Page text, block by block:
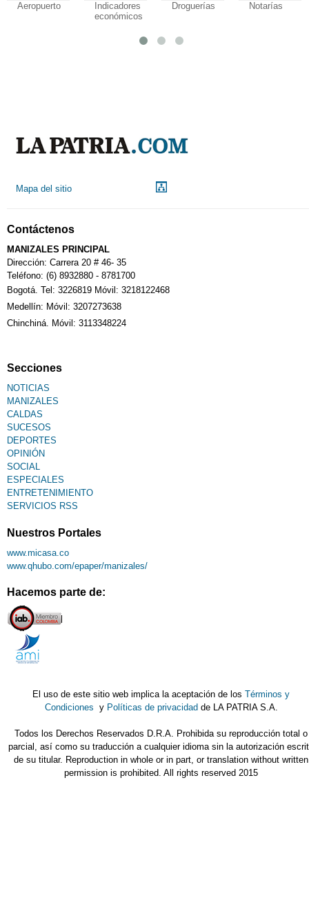
Aeropuerto
Indicadores
económicos
Droguerías Notarías
Mapa del sitio
Contáctenos
MANIZALES PRINCIPAL
Dirección: Carrera 20 # 46- 35
Teléfono: (6) 8932880 - 8781700
Bogotá. Tel: 3226819 Móvil: 3218122468
Medellín: Móvil: 3207273638
Chinchiná. Móvil: 3113348224
Secciones
NOTICIAS
MANIZALES
CALDAS
SUCESOS
DEPORTES
OPINIÓN
SOCIAL
ESPECIALES
ENTRETENIMIENTO
SERVICIOS RSS
Nuestros Portales
www.micasa.co
www.qhubo.com/epaper/manizales/
Hacemos parte de:
El uso de este sitio web implica la aceptación de losTérminos y
Condiciones y Políticas de privacidad de LA PATRIA S.A.
Todos los Derechos Reservados D.R.A. Prohibida su reproducción total o
parcial, así como su traducción a cualquier idioma sin la autorización
de su titular. Reproduction in whole or in part, or translation without written
permission is prohibited. All rights reserved 2015